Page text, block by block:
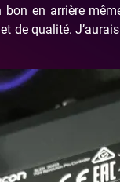
en arrière
de qualité.